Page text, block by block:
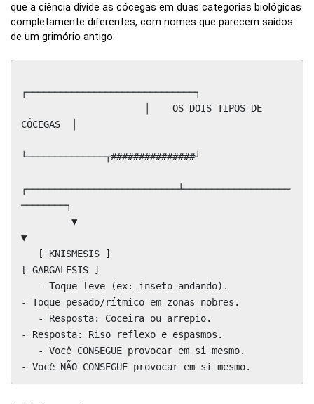
que a ciência divide as cócegas em duas categorias biológicas
completamente diferentes, com nomes que parecem saídos
de um grimório antigo:
┌──────────────────────────────┐
CÓCEGAS  │
└──────────────┬###############┘
┌───────────────────────────┴───────────────────
────────┐
         ▼
▼
[ GARGALESIS ]
- Toque pesado/rítmico em zonas nobres.
- Resposta: Riso reflexo e espasmos.